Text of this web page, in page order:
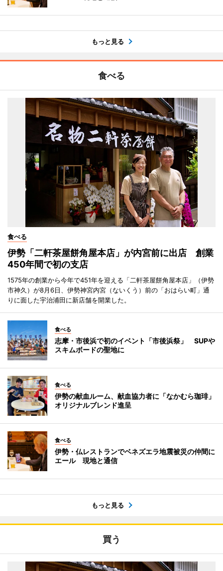
もっと見る
食べる
食べる
伊勢「二軒茶屋餅角屋本店」が内宮前に出店 創業
450年間で初の支店
1575年の創業から今年で451年を迎える「二軒茶屋餅角屋本店」（伊勢
市神久）が8月6日、伊勢神宮内宮（ないくう）前の「おはらい町」通
りに面した宇治浦田に新店舗を開業した。
食べる
志摩・市後浜で初のイベント「市後浜祭」 SUPや
スキムボードの聖地に
食べる
伊勢の献血ルーム、献血協力者に「なかむら珈琲」
オリジナルブレンド進呈
食べる
伊勢・仏レストランでベネズエラ地震被災の仲間に
エール 現地と通信
もっと見る
買う